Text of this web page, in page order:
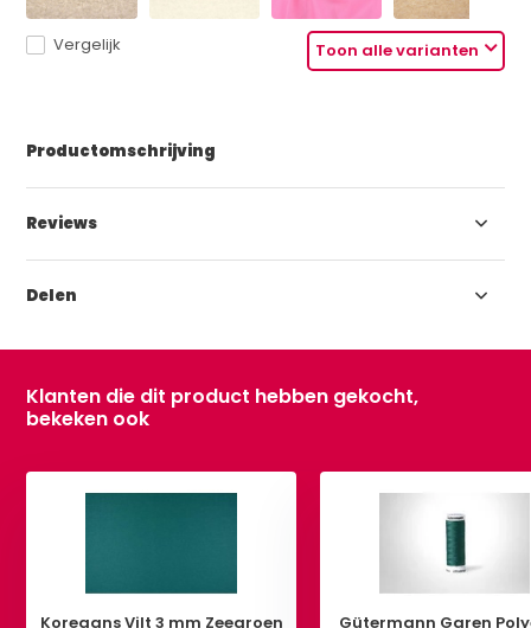
Toon alle varianten
Vergelijk
Productomschrijving
Reviews
Delen
Klanten die dit product hebben gekocht,
bekeken ook
Koreaans Vilt 3 mm Zeegroen Gütermann Garen